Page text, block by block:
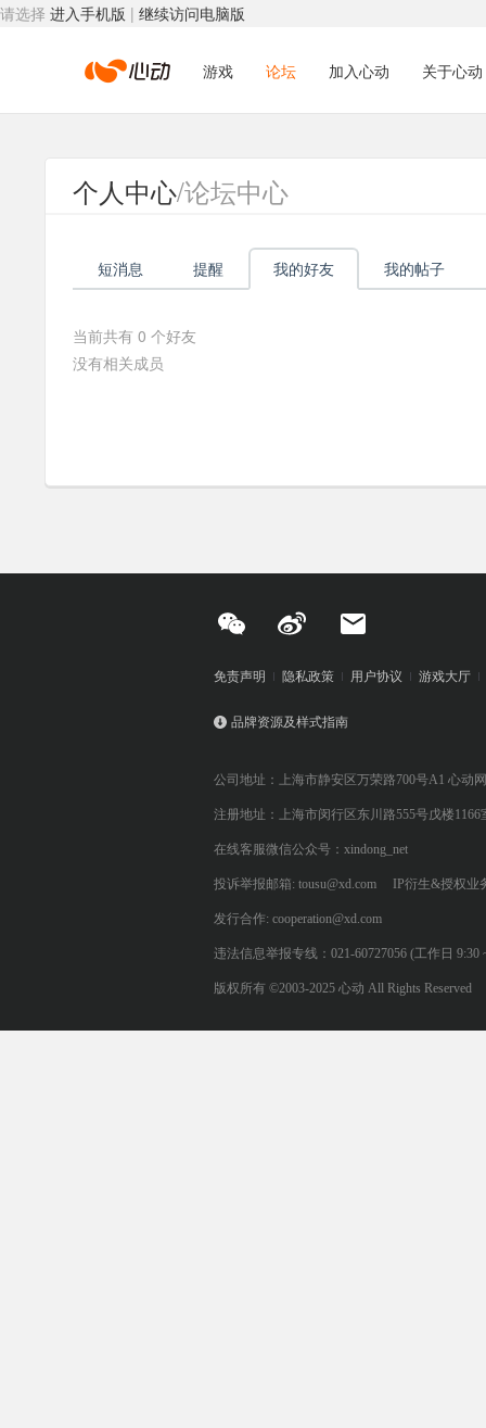
请选择 进入手机版 | 继续访问电脑版
心
动
络
游戏 论坛 加入心动 关于心动
个人中心/论坛中心
短消息 提醒 我的好友 我的帖子
当前共有 0 个好友
没有相关成员
免责声明 隐私政策 用户协议 游戏大厅
品牌资源及样式指南
公司地址：上海市静安区万荣路700号A1 心动
注册地址：上海市闵行区东川路555号戊楼1166
在线客服微信公众号：xindong_net
投诉举报邮箱: tousu@xd.com IP衍生&授权业
发行合作: cooperation@xd.com
违法信息举报专线：021-60727056 (工作日 9:30
版权所有 ©2003-2025 心动 All Rights Reserved